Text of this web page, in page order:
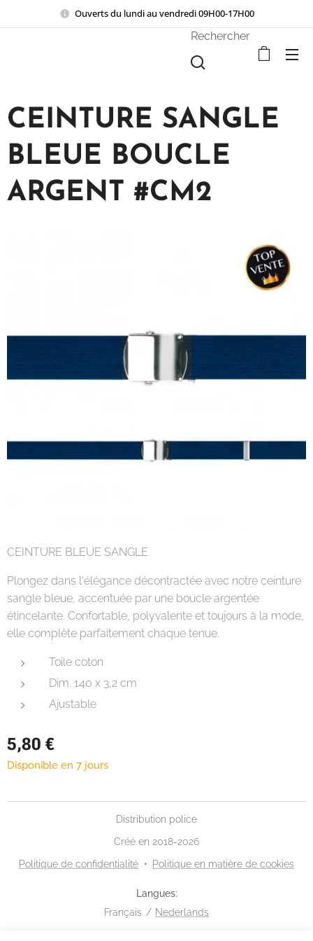
Ouverts du lundi au vendredi 09H00-17H00
Rechercher
CEINTURE SANGLE
BLEUE BOUCLE
ARGENT #CM2
CEINTURE BLEUE SANGLE
Plongez dans l'élégance décontractée avec notre ceinture
sangle bleue, accentuée par une boucle argentée
étincelante. Confortable, polyvalente et toujours à la mode,
elle complète parfaitement chaque tenue.
Toile coton
Dim. 140 x 3,2 cm
Ajustable
5,80 €
Disponible en 7 jours
Distribution police
Créé en 2018-2026
Politique de confidentialité
Politique en matière de cookies
Langues
Français
Nederlands